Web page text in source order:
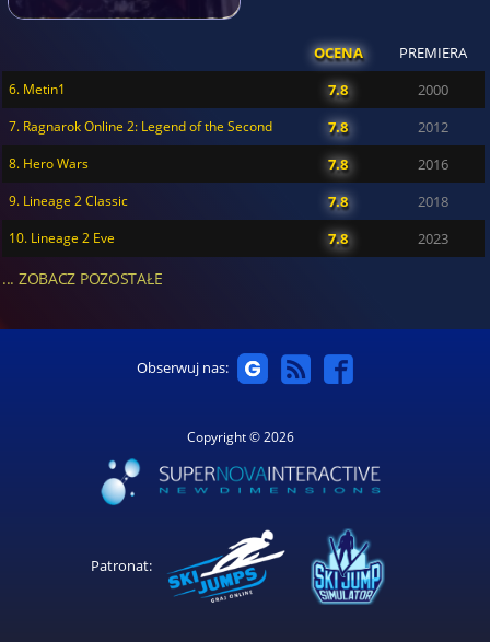
OCENA PREMIERA
6. Metin1 7.8 2000
7. Ragnarok Online 2: Legend of the Second 7.8 2012
8. Hero Wars 7.8 2016
9. Lineage 2 Classic 7.8 2018
10. Lineage 2 Eve 7.8 2023
... ZOBACZ POZOSTAŁE
Obserwuj nas:
Copyright © 2026
Patronat: